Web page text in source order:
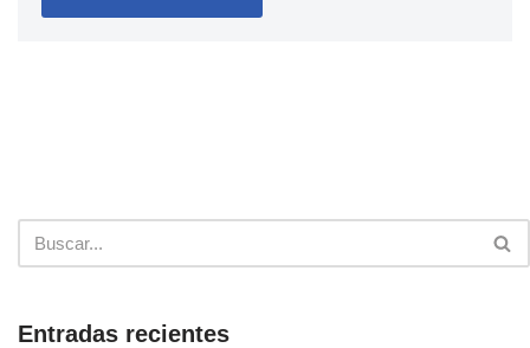
Entradas recientes